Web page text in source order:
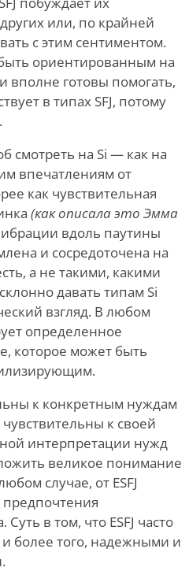
или, по крайней
с этим сентиментом.
быть ориентированным на
вполне готовы помогать,
в типах SFJ, потому
смотреть на Si — как на
впечатлениям от
как чувствительная
(как описала это Эмма
вдоль паутины
и сосредоточена на
а не такими, какими
давать типам Si
взгляд. В любом
определенное
которое может быть
к конкретным нуждам
к своей
интерпретации нужд
великое понимание
случае, от ESFJ
в том, что ESFJ часто
более того, надежными и